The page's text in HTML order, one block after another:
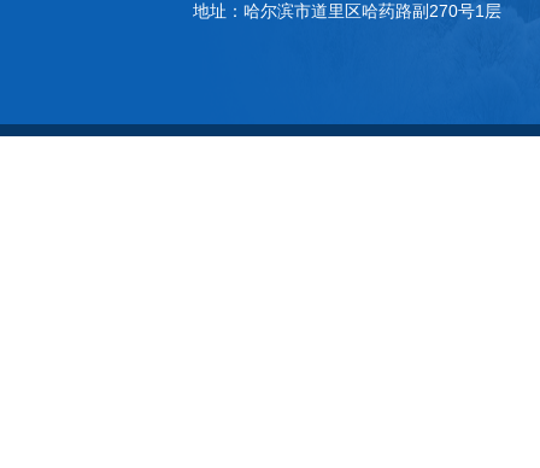
地址：哈尔滨市道里区哈药路副270号1层